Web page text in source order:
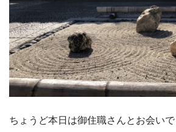
ちょうど本日は御住職さんとお会い